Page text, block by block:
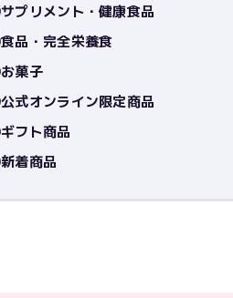
サプリメント・健康食品
食品・完全栄養食
お菓子
公式オンライン限定商品
ギフト商品
新着商品